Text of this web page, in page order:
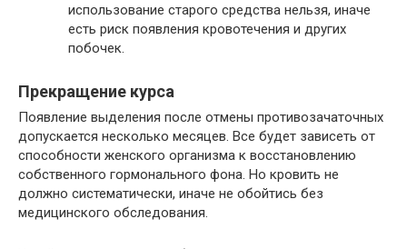
использование старого средства нельзя, иначе
есть риск появления кровотечения и других
побочек.
Прекращение курса
Появление выделения после отмены противозачаточных
допускается несколько месяцев. Все будет зависеть от
способности женского организма к восстановлению
собственного гормонального фона. Но кровить не
должно систематически, иначе не обойтись без
медицинского обследования.